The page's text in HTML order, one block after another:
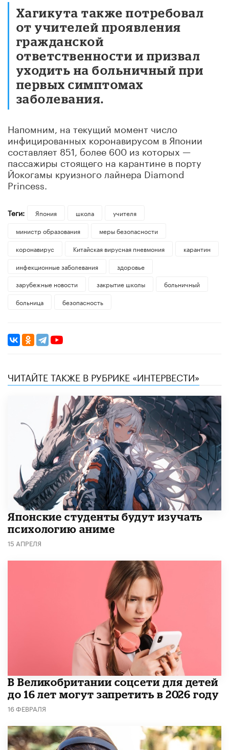
Хагикута также потребовал
от учителей проявления
гражданской
ответственности и призвал
уходить на больничный при
первых симптомах
заболевания.
Напомним, на текущий момент число
инфицированных коронавирусом в Японии
составляет 851, более 600 из которых —
пассажиры стоящего на карантине в порту
Йокогамы круизного лайнера Diamond
Princess.
Теги: Япония школа
учителя
министр образования
меры безопасности
коронавирус
Китайская вирусная пневмония
карантин
инфекционные заболевания
здоровье
зарубежные новости
закрытие школы
больничный
больница
безопасность
ЧИТАЙТЕ ТАКЖЕ В РУБРИКЕ «ИНТЕРВЕСТИ»
Японские студенты будут изучать
психологию аниме
15 АПРЕЛЯ
В Великобритании соцсети для детей
до 16 лет могут запретить в 2026 году
16 ФЕВРАЛЯ